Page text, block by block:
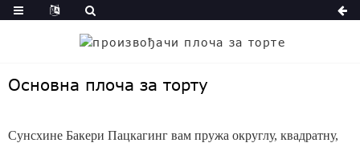
Основна плоча за торту
Сунсхине Бакери Пацкагинг вам пружа округлу, квадратну,